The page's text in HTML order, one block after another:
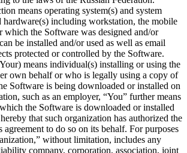
means operating system(s) and system
hardware(s) including workstation, the mobile
which the Software was designed and/or
be installed and/or used as well as email
protected or controlled by the Software.
means individual(s) installing or using the
own behalf or who is legally using a copy of
Software is being downloaded or installed on
such as an employer, “You” further means
the Software is downloaded or installed
that such organization has authorized the
agreement to do so on its behalf. For purposes
without limitation, includes any
company, сorporation, association, joint